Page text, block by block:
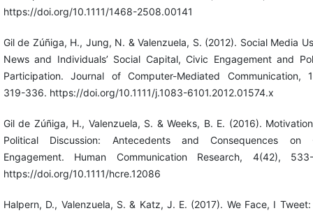
https://doi.org/10.1111/1468-2508.00141
Gil de Zúñiga, H., Jung, N. & Valenzuela, S. (2012). Social Media
News and Individuals’ Social Capital, Civic Engagement and
Participation. Journal of Computer-Mediated Communication,
319-336. https://doi.org/10.1111/j.1083-6101.2012.01574.x
Gil de Zúñiga, H., Valenzuela, S. & Weeks, B. E. (2016).
Political Discussion: Antecedents and Consequences on
Engagement. Human Communication Research, 4(42),
https://doi.org/10.1111/hcre.12086
Halpern, D., Valenzuela, S. & Katz, J. E. (2017). We Face, I